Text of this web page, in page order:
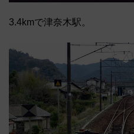
3.4kmで津奈木駅。